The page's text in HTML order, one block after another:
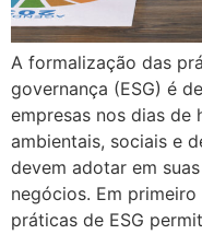
A formalização das
governança (ESG) é
empresas nos dias de
ambientais, sociais e
devem adotar em
negócios. Em
práticas de ESG